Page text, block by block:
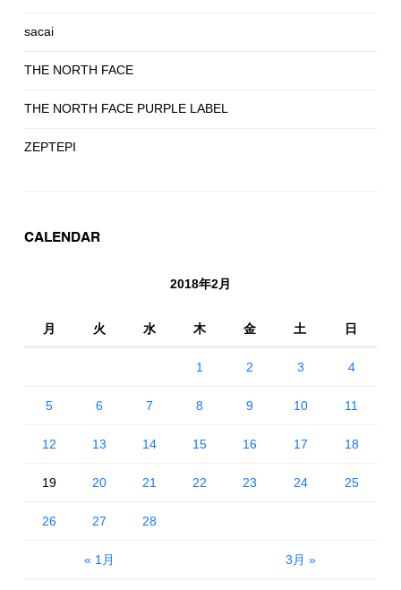
sacai
THE NORTH FACE
THE NORTH FACE PURPLE LABEL
ZEPTEPI
CALENDAR
2018年2月
月 火 水 木 金 土 日
« 1月 3月 »
1 2 3 4
5 6 7 8 9 10 11
12 13 14 15 16 17 18
19 20 21 22 23 24 25
26 27 28